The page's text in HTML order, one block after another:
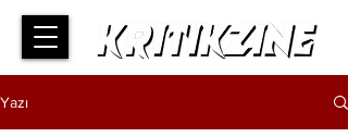
Yazı